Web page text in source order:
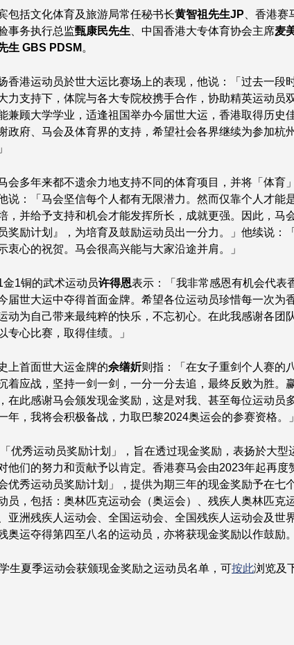
包括文化体育及旅游局常任秘书长黄智祖先生JP 、香港
事务执行总监甄康民先生 、中国香港大专体育协会主席麦
生 GBS PDSM。
香港运动员於世大运比赛场上的表现，他说：「过去一段
力支持下，体院与各大专院校携手合作，协助精英运动员
兼顾大学学业，适逢祖国举办今届世大运，香港取得历史
政府、马会及体育界的支持，希望社会各界继续为参加杭
会多年来都不遗余力地支持不同的体育项目，并将「体育
说：「马会坚信每个人都有无限潜力。然而仅靠个人才能
，并给予支持和机会才能发挥所长，成就更强。因此，马
奖励计划』，为培育及鼓励运动员出一分力。」他续说：
衷心的祝贺。马会很高兴能与大家沿途并肩。」
1铜的武术运动员许得恩表示：「我非常感恩有机会代表
届世大运中夺得首面金牌。希望各位运动员珍惜每一次为
动为自己带来最纯粹的快乐，不忘初心。在此我感谢各团
专心比赛，取得佳绩。」
上首面世大运金牌的佘缮妡则指：「在女子重剑个人赛的
着应战，坚持一剑一剑，一分一分去追，最终反败为胜。
在此感谢马会颁发现金奖励，这是对我、甚至每位运动员
年，我将会积极备战，力取巴黎2024奥运会的参赛资格。」
优秀运动员奖励计划」，旨在透过现金奖励，表扬於大型
他们的努力和贡献予以肯定。香港赛马会由2023年起再度
优秀运动员奖励计划」，提供为期三年的现金奖励予在七
员，包括：奥林匹克运动会（奥运会）、残疾人奥林匹克
亚洲残疾人运动会、全国运动会、全国残疾人运动会及世
奥运夺得第四至八名的运动员，亦将获现金奖励以作鼓励。
生夏季运动会获颁现金奖励之运动员名单，可按此浏览及